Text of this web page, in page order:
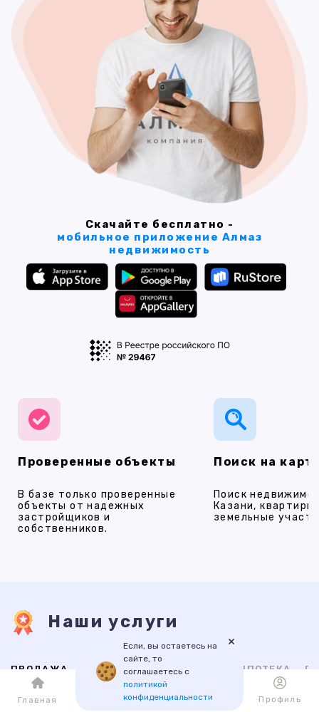
Скачайте бесплатно -
мобильное приложение Алмаз
недвижимость
Проверенные объекты
В базе только проверенные
объекты от надежных
застройщиков и
собственников.
Поиск на
Поиск
Казани,
земельные
Наши услуги
ПРОДАЖА АРЕНДА НОВОСТРОЙКИ ИПОТЕКА
Если, вы остаетесь на
сайте, то
соглашаетесь с
политикой
конфиденциальности
×
Главная Каталог Избранное Профиль